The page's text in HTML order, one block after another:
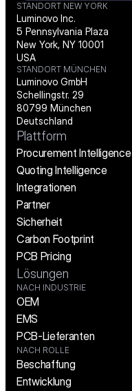
STANDORT NEW YORK
Luminovo Inc.
5 Pennsylvania Plaza
New York, NY 10001
USA
STANDORT MÜNCHEN
Luminovo GmbH
Schellingstr. 29
80799 München
Deutschland
Plattform
Procurement Intelligence
Quoting Intelligence
Integrationen
Partner
Sicherheit
Carbon Footprint
PCB Pricing
Lösungen
NACH INDUSTRIE
OEM
EMS
PCB-Lieferanten
NACH ROLLE
Beschaffung
Entwicklung